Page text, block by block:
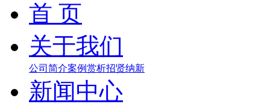
首 页
关于我们
公司简介案例赏析招贤纳新
新闻中心